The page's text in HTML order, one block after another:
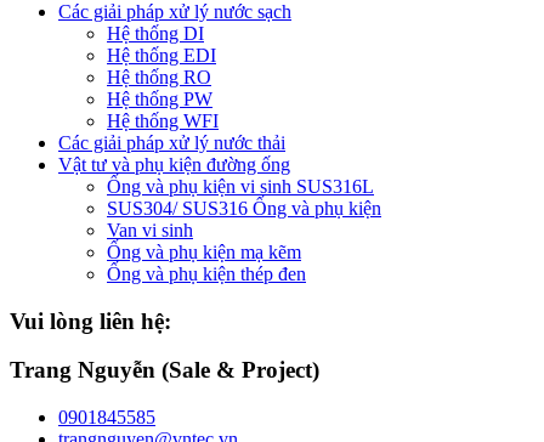
Các giải pháp xử lý nước sạch
Hệ thống DI
Hệ thống EDI
Hệ thống RO
Hệ thống PW
Hệ thống WFI
Các giải pháp xử lý nước thải
Vật tư và phụ kiện đường ống
Ống và phụ kiện vi sinh SUS316L
SUS304/ SUS316 Ống và phụ kiện
Van vi sinh
Ống và phụ kiện mạ kẽm
Ống và phụ kiện thép đen
Vui lòng liên hệ:
Trang Nguyễn (Sale & Project)
0901845585